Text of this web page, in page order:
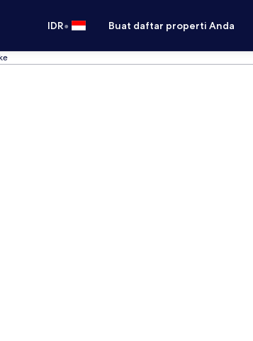
IDR• Buat daftar properti Anda